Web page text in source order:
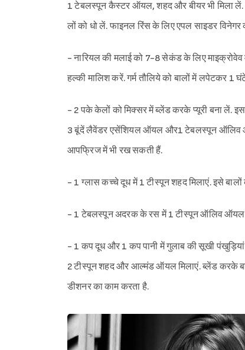
1 टेबलस्पून कैस्टर ऑयल, शहद और बीयर भी मिला लें.
लों को धो लें. फाइनल रिंस के लिए एपल साइडर विनेगर
- नारियल की मलाई को 7-8 सेकंड के लिए
हल्की मालिश करें. गर्म तौलिये को बालों में लपेटकर 1
- 2 पके केलों को मिक्सर में ब्लेंड करके प्यूरी बना लें.
3 बूंदें लैवेंडर एसेंशियल ऑयल और1 टेबलस्पून ऑलिव
आपफ्रिज में भी रख सकती हैं.
- 1 ग्लास कच्चे दूध में 1 टीस्पून शहद मिलाएं. इसे
- 1 टेबलस्पून अदरक के रस में 1 टीस्पून ऑलिव ऑयल
- 1 कप दूध और 1 कप पानी में गुलाब की सूखी
2 टीस्पून शहद और आल्मंड ऑयल मिलाएं. ब्लेंड करके
डीशनर का काम करता है.